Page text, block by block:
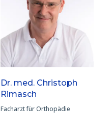
Dr. med. Christoph
Rimasch
Facharzt für Orthopädie